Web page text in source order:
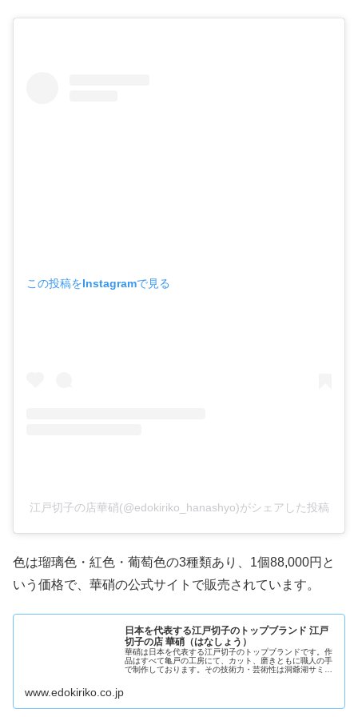
この投稿をInstagramで見る
江戸切子の店華硝(@edokiriko_hanashyo)がシェアした投稿
色は瑠璃色・紅色・葡萄色の3種類あり、1個88,000円と
いう価格で、華硝の公式サイトで販売されています。
日本を代表する江戸切子のトップブランド 江戸
切子の店 華硝（はなしょう）
華硝は日本を代表する江戸切子のトップブランドです。作
品はすべて亀戸の工房にて、カット、磨きともに職人の手
で制作しております。その技術力・芸術性は洞爺湖サミッ
www.edokiriko.co.jp